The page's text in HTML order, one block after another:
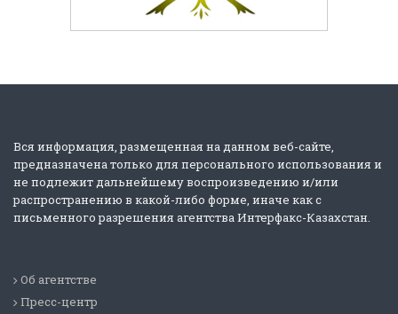
Вся информация, размещенная на данном веб-сайте,
предназначена только для персонального использования и
не подлежит дальнейшему воспроизведению и/или
распространению в какой-либо форме, иначе как с
письменного разрешения агентства Интерфакс-Казахстан.
Об агентстве
Пресс-центр